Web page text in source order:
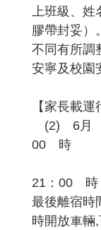
上班級、
膠帶封妥）
不同有所調
安寧及校園
【家長載運
(2) 6月
00 時
6月
21：00 時
最後離宿
時開放車輛